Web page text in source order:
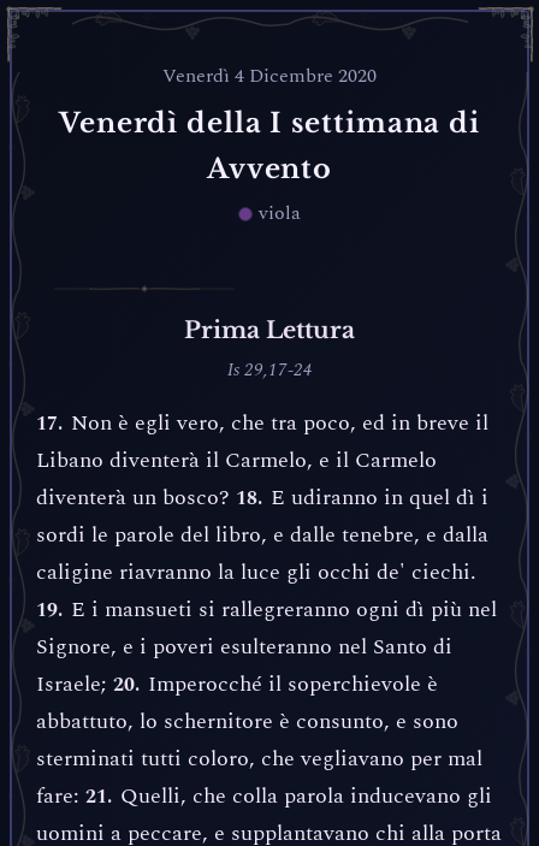
Venerdì 4 Dicembre 2020
Venerdì della I settimana di
Avvento
viola
Prima Lettura
Is 29,17-24
17. Non è egli vero, che tra poco, ed in breve il
Libano diventerà il Carmelo, e il Carmelo
diventerà un bosco? 18. E udiranno in quel dì i
sordi le parole del libro, e dalle tenebre, e dalla
caligine riavranno la luce gli occhi de' ciechi.
19. E i mansueti si rallegreranno ogni dì più nel
Signore, e i poveri esulteranno nel Santo di
Israele; 20. Imperocché il soperchievole è
abbattuto, lo schernitore è consunto, e sono
sterminati tutti coloro, che vegliavano per mal
fare: 21. Quelli, che colla parola inducevano gli
uomini a peccare, e supplantavano chi alla porta